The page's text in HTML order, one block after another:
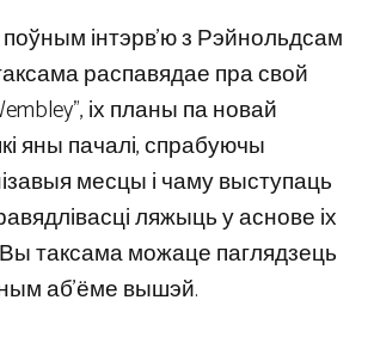
інтэрв’ю з Рэйнольдсам
распавядае пра свой
іх планы па новай
яны пачалі, спрабуючы
месцы і чаму выступаць
ляжыць у аснове іх
Вы таксама можаце паглядзець
аб’ёме вышэй.